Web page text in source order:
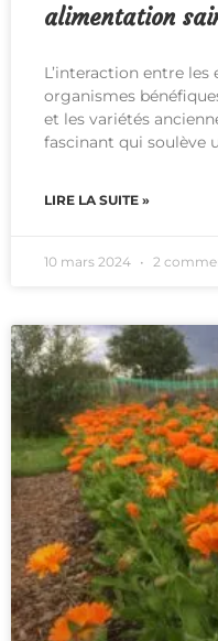
alimentation
L’interaction entre
organismes
et les variétés
fascinant qui soulève
LIRE LA SUITE »
10 mars 2024 2